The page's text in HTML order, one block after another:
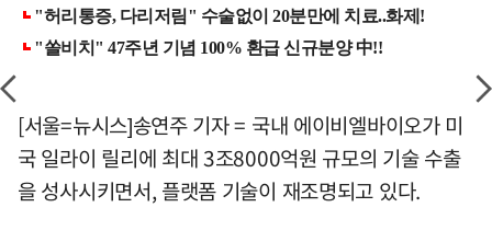
[서울=뉴시스]송연주 기자 = 국내 에이비엘바이오가 미
국 일라이 릴리에 최대 3조8000억원 규모의 기술 수출
을 성사시키면서, 플랫폼 기술이 재조명되고 있다.